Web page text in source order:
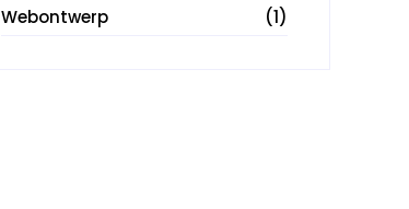
Webontwerp
(1)